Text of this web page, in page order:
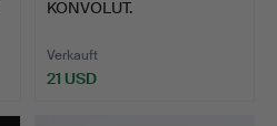
KONVOLUT.
Verkauft
21 USD